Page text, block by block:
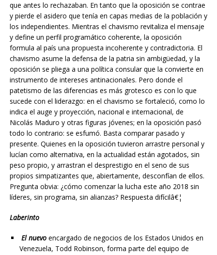
que antes lo rechazaban. En tanto que la oposición se contrae
y pierde el asidero que tenía en capas medias de la población y
los independientes. Mientras el chavismo revitaliza el mensaje
y define un perfil programático coherente, la oposición
formula al país una propuesta incoherente y contradictoria. El
chavismo asume la defensa de la patria sin ambigüedad, y la
oposición se pliega a una política consular que la convierte en
instrumento de intereses antinacionales. Pero donde el
patetismo de las diferencias es más grotesco es con lo que
sucede con el liderazgo: en el chavismo se fortaleció, como lo
indica el auge y proyección, nacional e internacional, de
Nicolás Maduro y otras figuras jóvenes; en la oposición pasó
todo lo contrario: se esfumó. Basta comparar pasado y
presente. Quienes en la oposición tuvieron arrastre personal y
lucían como alternativa, en la actualidad están agotados, sin
peso propio, y arrastran el desprestigio en el seno de sus
propios simpatizantes que, abiertamente, desconfían de ellos.
Pregunta obvia: ¿cómo comenzar la lucha este año 2018 sin
líderes, sin programa, sin alianzas? Respuesta difícilâ€¦
Laberinto
El nuevo encargado de negocios de los Estados Unidos en
Venezuela, Todd Robinson, forma parte del equipo de